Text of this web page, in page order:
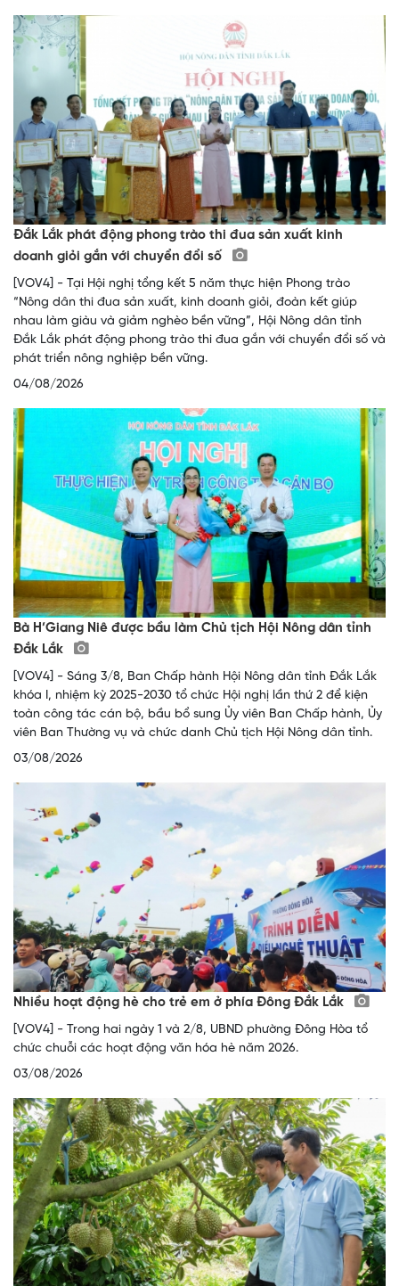
Đắk Lắk phát động phong trào thi đua sản xuất kinh
doanh giỏi gắn với chuyển đổi số
[VOV4] - Tại Hội nghị tổng kết 5 năm thực hiện Phong trào
“Nông dân thi đua sản xuất, kinh doanh giỏi, đoàn kết giúp
nhau làm giàu và giảm nghèo bền vững”, Hội Nông dân tỉnh
Đắk Lắk phát động phong trào thi đua gắn với chuyển đổi số và
phát triển nông nghiệp bền vững.
04/08/2026
Bà H’Giang Niê được bầu làm Chủ tịch Hội Nông dân tỉnh
Đắk Lắk
[VOV4] - Sáng 3/8, Ban Chấp hành Hội Nông dân tỉnh Đắk Lắk
khóa I, nhiệm kỳ 2025-2030 tổ chức Hội nghị lần thứ 2 để kiện
toàn công tác cán bộ, bầu bổ sung Ủy viên Ban Chấp hành, Ủy
viên Ban Thường vụ và chức danh Chủ tịch Hội Nông dân tỉnh.
03/08/2026
Nhiều hoạt động hè cho trẻ em ở phía Đông Đắk Lắk
[VOV4] - Trong hai ngày 1 và 2/8, UBND phường Đông Hòa tổ
chức chuỗi các hoạt động văn hóa hè năm 2026.
03/08/2026